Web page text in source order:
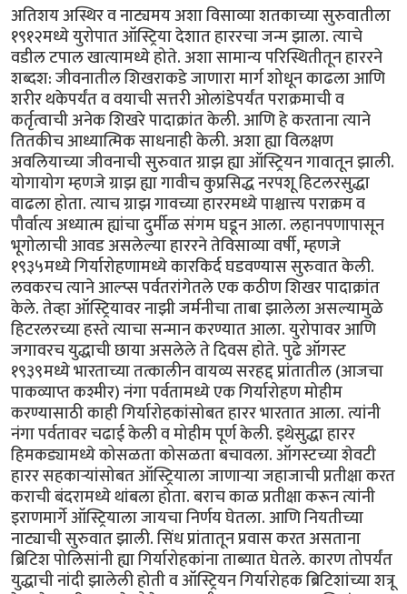
अतिशय अस्थिर व नाट्यमय अशा विसाव्या शतकाच्या सुरुवातीला
१९१२मध्ये युरोपात ऑस्ट्रिया देशात हाररचा जन्म झाला. त्याचे
वडील टपाल खात्यामध्ये होते. अशा सामान्य परिस्थितीतून हाररने
शब्दश: जीवनातील शिखराकडे जाणारा मार्ग शोधून काढला आणि
शरीर थकेपर्यंत व वयाची सत्तरी ओलांडेपर्यंत पराक्रमाची व
कर्तृत्वाची अनेक शिखरे पादाक्रांत केली. आणि हे करताना त्याने
तितकीच आध्यात्मिक साधनाही केली. अशा ह्या विलक्षण
अवलियाच्या जीवनाची सुरुवात ग्राझ ह्या ऑस्ट्रियन गावातून झाली.
योगायोग म्हणजे ग्राझ ह्या गावीच कुप्रसिद्ध नरपशू हिटलरसुद्धा
वाढला होता. त्याच ग्राझ गावच्या हाररमध्ये पाश्चात्त्य पराक्रम व
पौर्वात्य अध्यात्म ह्यांचा दुर्मीळ संगम घडून आला. लहानपणापासून
भूगोलाची आवड असलेल्या हाररने तेविसाव्या वर्षी, म्हणजे
१९३५मध्ये गिर्यारोहणामध्ये कारकिर्द घडवण्यास सुरुवात केली.
लवकरच त्याने आल्प्स पर्वतरांगेतले एक कठीण शिखर पादाक्रांत
केले. तेव्हा ऑस्ट्रियावर नाझी जर्मनीचा ताबा झालेला असल्यामुळे
हिटरलरच्या हस्ते त्याचा सन्मान करण्यात आला. युरोपावर आणि
जगावरच युद्धाची छाया असलेले ते दिवस होते. पुढे ऑगस्ट
१९३९मध्ये भारताच्या तत्कालीन वायव्य सरहद्द प्रांतातील (आजचा
पाकव्याप्त कश्मीर) नंगा पर्वतामध्ये एक गिर्यारोहण मोहीम
करण्यासाठी काही गिर्यारोहकांसोबत हारर भारतात आला. त्यांनी
नंगा पर्वतावर चढाई केली व मोहीम पूर्ण केली. इथेसुद्धा हारर
हिमकड्यामध्ये कोसळता कोसळता बचावला. ऑगस्टच्या शेवटी
हारर सहकार्‍यांसोबत ऑस्ट्रियाला जाणार्‍या जहाजाची प्रतीक्षा करत
कराची बंदरामध्ये थांबला होता. बराच काळ प्रतीक्षा करून त्यांनी
इराणमार्गे ऑस्ट्रियाला जायचा निर्णय घेतला. आणि नियतीच्या
नाट्याची सुरुवात झाली. सिंध प्रांतातून प्रवास करत असताना
ब्रिटिश पोलिसांनी ह्या गिर्यारोहकांना ताब्यात घेतले. कारण तोपर्यंत
युद्धाची नांदी झालेली होती व ऑस्ट्रियन गिर्यारोहक ब्रिटिशांच्या शत्रू